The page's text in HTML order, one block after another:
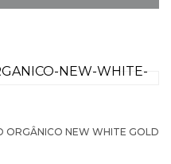
ORGÂNICO NEW WHITE GOLD